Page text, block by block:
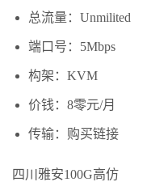
总流量：Unmilited
端口号：5Mbps
构架：KVM
价钱：8零元/月
传输：购买链接
四川雅安100G高仿